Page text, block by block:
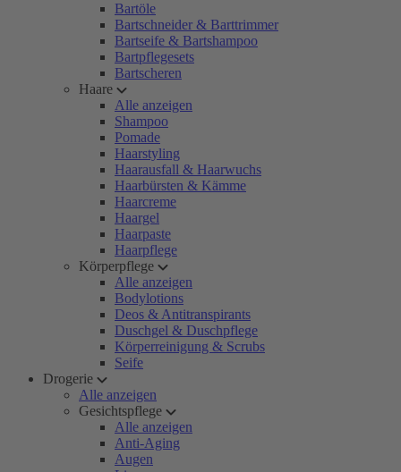
Bartöle
Bartschneider & Barttrimmer
Bartseife & Bartshampoo
Bartpflegesets
Bartscheren
Haare
Alle anzeigen
Shampoo
Pomade
Haarstyling
Haarausfall & Haarwuchs
Haarbürsten & Kämme
Haarcreme
Haargel
Haarpaste
Haarpflege
Körperpflege
Alle anzeigen
Bodylotions
Deos & Antitranspirants
Duschgel & Duschpflege
Körperreinigung & Scrubs
Seife
Drogerie
Alle anzeigen
Gesichtspflege
Alle anzeigen
Anti-Aging
Augen